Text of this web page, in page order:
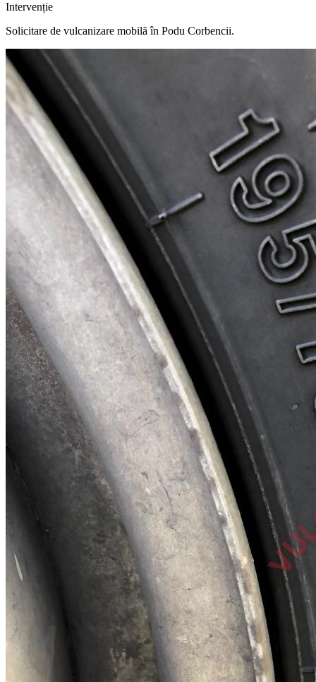
Intervenție
Solicitare de vulcanizare mobilă în Podu Corbencii.